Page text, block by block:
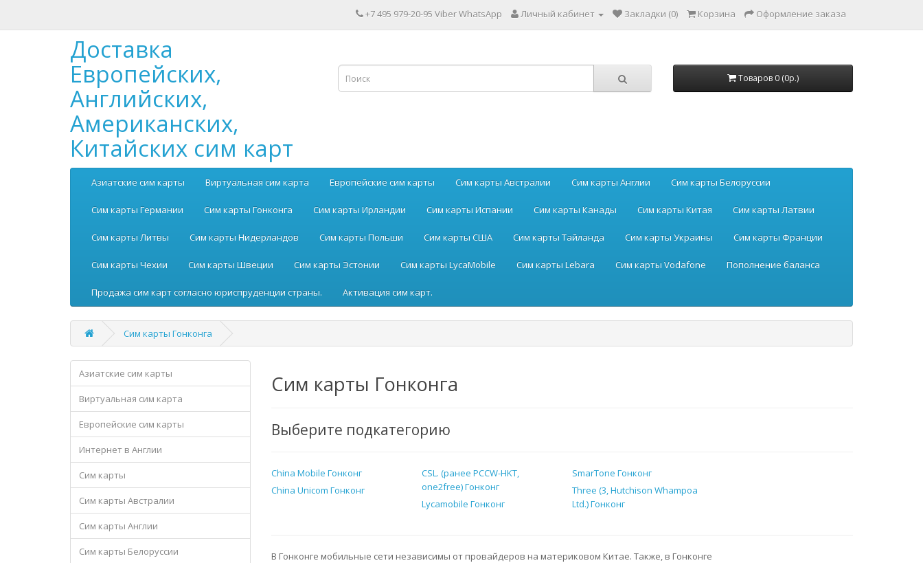
+7 495 979-20-95 Viber WhatsApp Личный кабинет Закладки (0) Корзина Оформление заказа
Доставка
Европейских,
Английских,
Американских,
Китайских сим карт
Товаров 0 (0р.)
Азиатские сим карты Виртуальная сим карта Европейские сим карты Сим карты Австралии Сим карты Англии Сим карты Белоруссии
Сим карты Германии Сим карты Гонконга Сим карты Ирландии Сим карты Испании Сим карты Канады Сим карты Китая Сим карты Латвии
Сим карты Литвы Сим карты Нидерландов Сим карты Польши Сим карты США Сим карты Тайланда Сим карты Украины Сим карты Франции
Сим карты Чехии Сим карты Швеции Сим карты Эстонии Сим карты LycaMobile Сим карты Lebara Сим карты Vodafone Пополнение баланса
Продажа сим карт согласно юриспруденции страны. Активация сим карт.
Сим карты Гонконга
Азиатские сим карты
Виртуальная сим карта
Европейские сим карты
Интернет в Англии
Сим карты
Сим карты Австралии
Сим карты Англии
Сим карты Белоруссии
Сим карты Гонконга
Выберите подкатегорию
China Mobile Гонконг
China Unicom Гонконг
CSL. (ранее PCCW-HKT,
one2free) Гонконг
Lycamobile Гонконг
SmarTone Гонконг
Three (3, Hutchison Whampoa
Ltd.) Гонконг
В Гонконге мобильные сети независимы от провайдеров на материковом Китае. Также, в Гонконге